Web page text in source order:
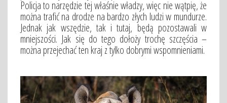
Policja to narzędzie tej właśnie władzy, więc nie wątpię, że
można trafić na drodze na bardzo złych ludzi w mundurze.
Jednak jak wszędzie, tak i tutaj, będą pozostawali w
mniejszości. Jak się do tego dołoży trochę szczęścia –
można przejechać ten kraj z tylko dobrymi wspomnieniami.